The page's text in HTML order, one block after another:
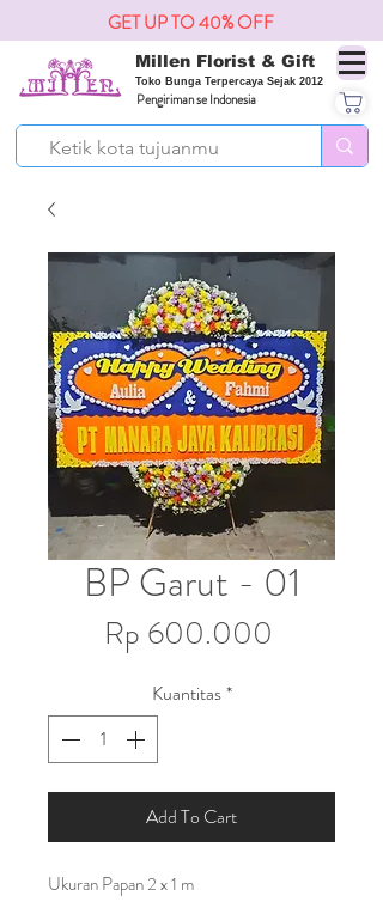
Millen Florist & Gift
Toko Bunga Terpercaya Sejak 2012
Pengiriman se Indonesia
GET UP TO 40% OFF
BP Garut - 01
Rp 600.000
Kuantitas*
Add To Cart
Ukuran Papan 2 x 1 m